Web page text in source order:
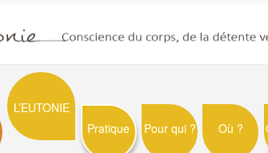
L’EUTONIE
Pratique
Pour qui ? Où ?